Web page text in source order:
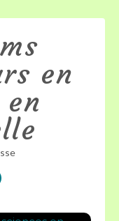
en